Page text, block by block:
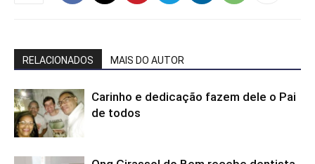
RELACIONADOS MAIS DO AUTOR
Carinho e dedicação fazem dele o Pai
de todos